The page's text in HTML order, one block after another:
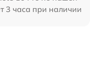
3 часа при наличии